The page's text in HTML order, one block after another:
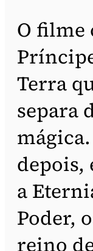
O filme
Terra
separa
depois,
a
Poder,
reino